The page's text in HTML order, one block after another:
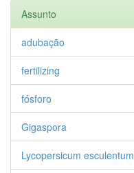
Assunto
adubação
fertilizing
fósforo
Gigaspora
Lycopersicum esculentum